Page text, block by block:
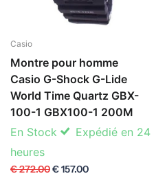
Casio
Montre pour homme
Casio G-Shock G-Lide
World Time Quartz GBX-
100-1 GBX100-1 200M
En Stock
Expédié en 24
heures
€ 272.00€ 157.00